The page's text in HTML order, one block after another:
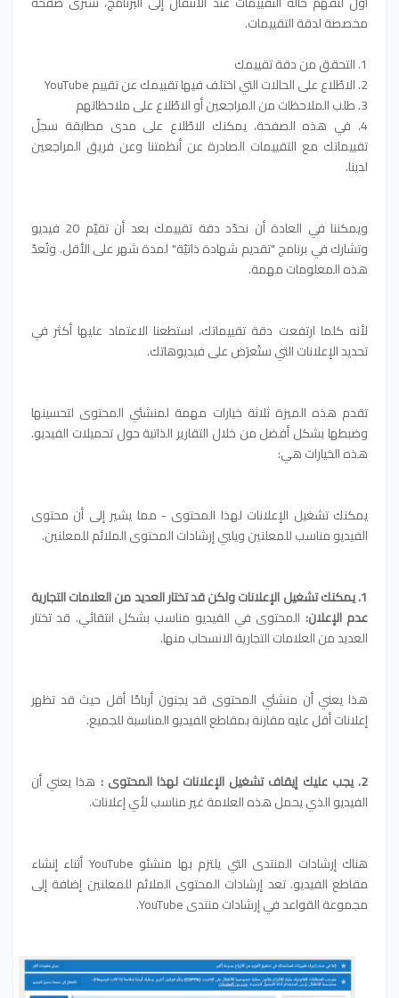
مخصصة لدقة التقييمات.
1. التحقق من دقة تقييمك
2. الاطّلاع على الحالات التي اختلف فيها تقييمك عن تقييم YouTube
3. طلب الملاحظات من المراجعين أو الاطّلاع على ملاحظاتهم
4. في هذه الصفحة، يمكنك الاطّلاع على مدى مطابقة سجلّ
تقييماتك مع التقييمات الصادرة عن أنظمتنا وعن فريق المراجعين
لدينا.
ويمكننا في العادة أن نحدّد دقة تقييمك بعد أن تقيّم 20 فيديو
وتشارك في برنامج "تقديم شهادة ذاتيّة" لمدة شهر على الأقل. وتُعدّ
هذه المعلومات مهمة.
لأنه كلما ارتفعت دقة تقييماتك، استطعنا الاعتماد عليها أكثر في
تحديد الإعلانات التي ستُعرَض على فيديوهاتك.
تقدم هذه الميزة ثلاثة خيارات مهمة لمنشئي المحتوى لتحسينها
وضبطها بشكل أفضل من خلال التقارير الذاتية حول تحميلات الفيديو.
هذه الخيارات هي:
يمكنك تشغيل الإعلانات لهذا المحتوى - مما يشير إلى أن محتوى
الفيديو مناسب للمعلنين ويلبي إرشادات المحتوى الملائم للمعلنين.
1. يمكنك تشغيل الإعلانات ولكن قد تختار العديد من العلامات التجارية
عدم الإعلان: المحتوى في الفيديو مناسب بشكل انتقائي. قد تختار
العديد من العلامات التجارية الانسحاب منها.
هذا يعني أن منشئي المحتوى قد يجنون أرباحًا أقل حيث قد تظهر
إعلانات أقل عليه مقارنة بمقاطع الفيديو المناسبة للجميع.
2. يجب عليك إيقاف تشغيل الإعلانات لهذا المحتوى :
هذا يعني أن
الفيديو الذي يحمل هذه العلامة غير مناسب لأي إعلانات.
هناك إرشادات المنتدى التي يلتزم بها منشئو YouTube أثناء إنشاء
مقاطع الفيديو. تعد إرشادات المحتوى الملائم للمعلنين إضافة إلى
مجموعة القواعد في إرشادات منتدى YouTube.